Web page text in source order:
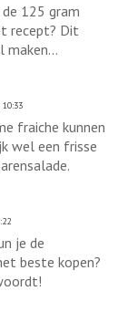
125 gram
recept? Dit
maken...
fraiche kunnen
wel een frisse
je de
beste kopen?